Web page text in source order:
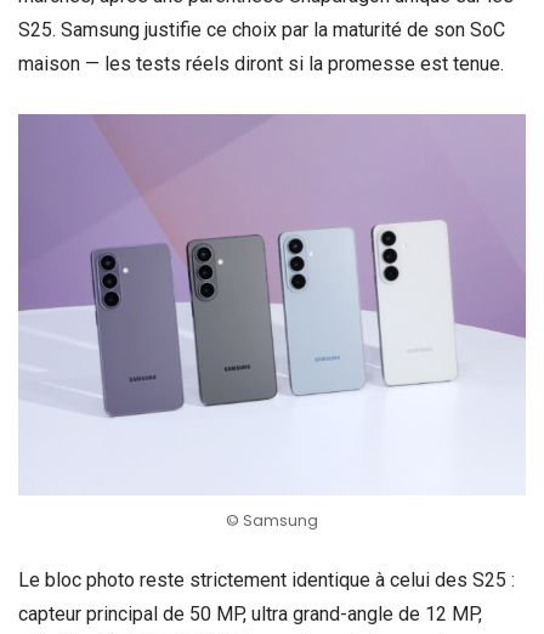
S25. Samsung justifie ce choix par la maturité de son SoC
maison — les tests réels diront si la promesse est tenue.
© Samsung
Le bloc photo reste strictement identique à celui des S25 :
capteur principal de 50 MP, ultra grand-angle de 12 MP,